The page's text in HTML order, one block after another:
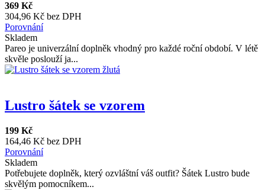
369 Kč
304,96 Kč bez DPH
Porovnání
Skladem
Pareo je univerzální doplněk vhodný pro každé roční období. V létě
skvěle poslouží ja...
Lustro šátek se vzorem
199 Kč
164,46 Kč bez DPH
Porovnání
Skladem
Potřebujete doplněk, který ozvláštní váš outfit? Šátek Lustro bude
skvělým pomocníkem...